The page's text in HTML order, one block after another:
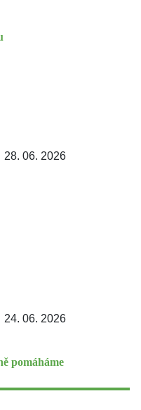
28. 06. 2026
24. 06. 2026
pomáháme